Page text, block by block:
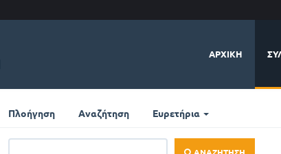
ΑΡΧΙΚΉ
Πλοήγηση Αναζήτηση Ευρετήρια